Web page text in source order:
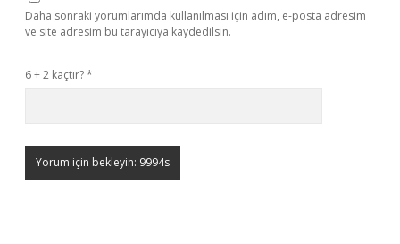
Daha sonraki yorumlarımda kullanılması için adım, e-posta adresim
ve site adresim bu tarayıcıya kaydedilsin.
6 + 2 kaçtır?*